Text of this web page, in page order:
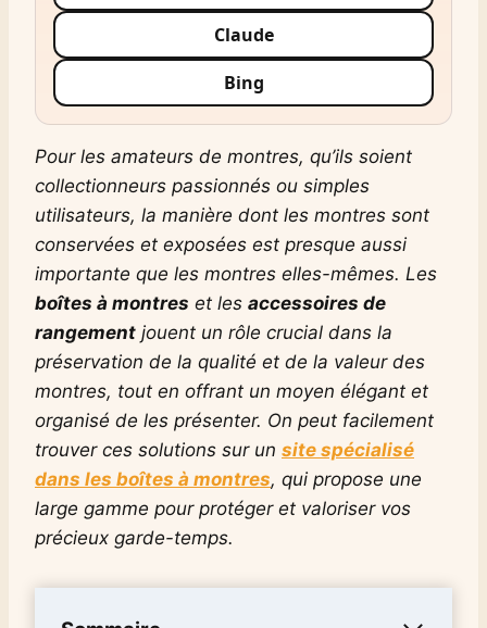
Claude
Bing
Pour les amateurs de montres, qu’ils soient
collectionneurs passionnés ou simples
utilisateurs, la manière dont les montres sont
conservées et exposées est presque aussi
importante que les montres elles-mêmes. Les
boîtes à montres et les accessoires de
rangement jouent un rôle crucial dans la
préservation de la qualité et de la valeur des
montres, tout en offrant un moyen élégant et
organisé de les présenter. On peut facilement
trouver ces solutions sur un site spécialisé
dans les boîtes à montres, qui propose une
large gamme pour protéger et valoriser vos
précieux garde-temps.